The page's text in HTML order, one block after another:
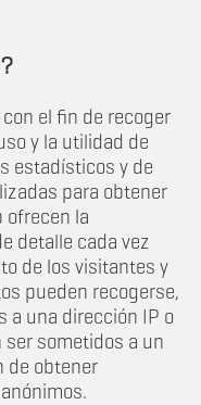
el fin de recoger
y la utilidad de
estadísticos y de
para obtener
ofrecen la
detalle cada vez
de los visitantes y
pueden recogerse,
a una dirección IP o
sometidos a un
de obtener